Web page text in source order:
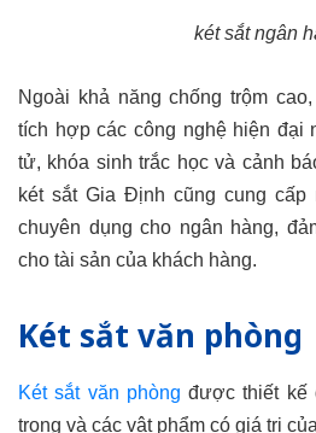
két sắt ngân
Ngoài khả năng chống trộm
tích hợp các công nghệ hiện đại
tử, khóa sinh trắc học và cảnh
két sắt Gia Định cũng cung cấp
chuyên dụng cho ngân hàng,
cho tài sản của khách hàng.
Két sắt văn phòng
Két sắt văn phòng được thiết kế
trọng và các vật phẩm có giá trị